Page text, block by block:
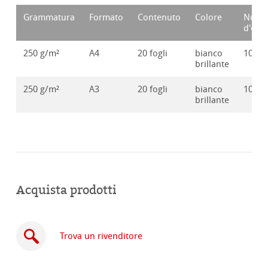
Grammatura Formato Contenuto Colore
250 g/m² A4 20 fogli
bianco
brillante
250 g/m² A3 20 fogli
bianco
brillante
Acquista prodotti
Trova un rivenditore